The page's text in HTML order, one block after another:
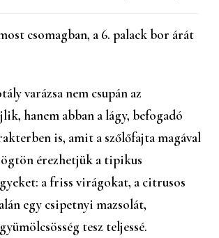
csomagban, a 6. palack bor árát
varázsa nem csupán az
hanem abban a lágy, befogadó
is, amit a szőlőfajta magával
érezhetjük a tipikus
a friss virágokat, a citrusos
egy csipetnyi mazsolát,
tesz teljessé.